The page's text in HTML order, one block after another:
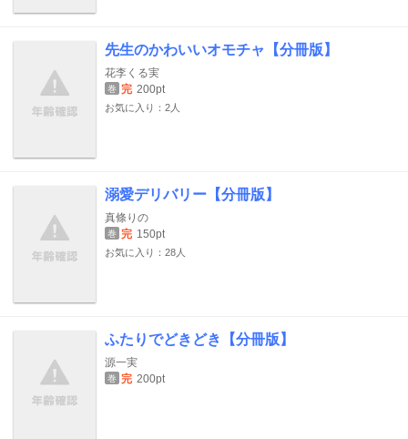
先生のかわいいオモチャ【分冊版】
花李くる実
巻 完 200pt
お気に入り：2人
溺愛デリバリー【分冊版】
真條りの
巻 完 150pt
お気に入り：28人
ふたりでどきどき【分冊版】
源一実
巻 完 200pt